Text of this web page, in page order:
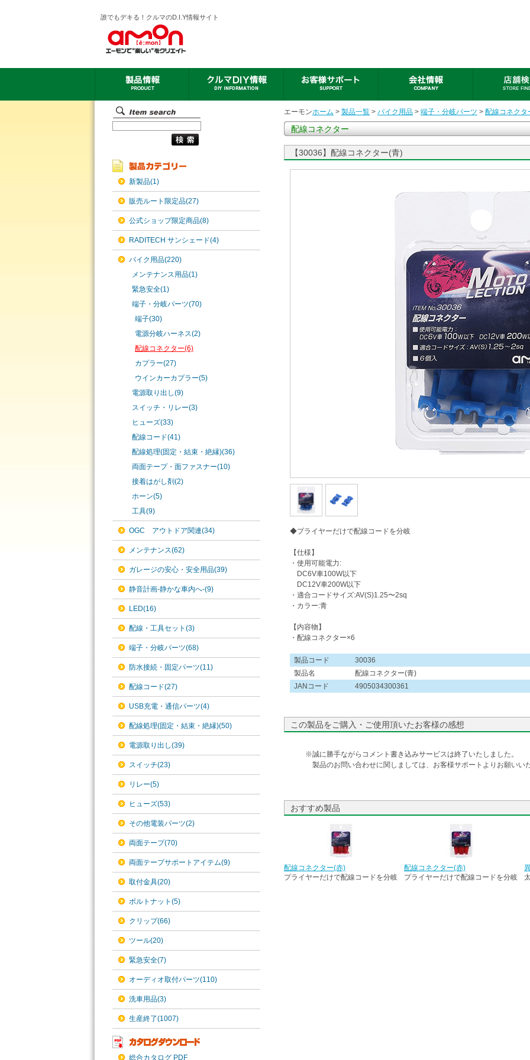
誰でもデキる！クルマのD.I.Y情報サイト
新製品(1)
販売ルート限定品(27)
公式ショップ限定商品(8)
RADITECH サンシェード(4)
バイク用品(220)
メンテナンス用品(1)
緊急安全(1)
端子・分岐パーツ(70)
端子(30)
電源分岐ハーネス(2)
配線コネクター(6)
カプラー(27)
ウインカーカプラー(5)
電源取り出し(9)
スイッチ・リレー(3)
ヒューズ(33)
配線コード(41)
配線処理(固定・結束・絶縁)(36)
両面テープ・面ファスナー(10)
接着はがし剤(2)
ホーン(5)
工具(9)
OGC アウトドア関連(34)
メンテナンス(62)
ガレージの安心・安全用品(39)
静音計画-静かな車内へ-(9)
LED(16)
配線・工具セット(3)
端子・分岐パーツ(68)
防水接続・固定パーツ(11)
配線コード(27)
USB充電・通信パーツ(4)
配線処理(固定・結束・絶縁)(50)
電源取り出し(39)
スイッチ(23)
リレー(5)
ヒューズ(53)
その他電装パーツ(2)
両面テープ(70)
両面テープサポートアイテム(9)
取付金具(20)
ボルトナット(5)
クリップ(66)
ツール(20)
緊急安全(7)
オーディオ取付パーツ(110)
洗車用品(3)
生産終了(1007)
総合カタログ PDF
エーモンホーム > 製品一覧 > バイク用品 > 端子・分岐パーツ > 配線コネクタ
配線コネクター
【30036】配線コネクター(青)
◆プライヤーだけで配線コードを分岐
【仕様】
・使用可能電力:
DC6V車100W以下
DC12V車200W以下
・適合コードサイズ:AV(S)1.25〜2sq
・カラー:青
【内容物】
・配線コネクター×6
製品コード
30036
製品名
配線コネクター(青)
JANコード
4905034300361
この製品をご購入・ご使用頂いたお客様の感想
※誠に勝手ながらコメント書き込みサービスは終了いたしました。
製品のお問い合わせに関しましては、お客様サポートよりお願いい
おすすめ製品
配線コネクター(赤)
プライヤーだけで配線コードを分岐
配線コネクター(赤)
プライヤーだけで配線コードを分岐